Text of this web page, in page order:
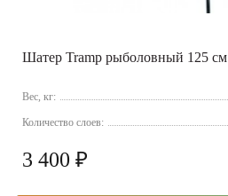
Шатер Tramp рыболовный 125 см
Вес, кг:
Количество слоев:
3 400 ₽